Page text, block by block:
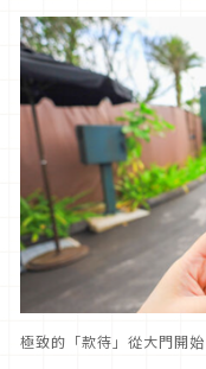
極致的「款待」從大門開